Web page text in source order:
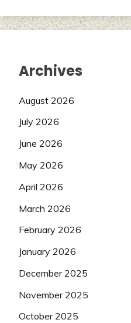
Archives
August 2026
July 2026
June 2026
May 2026
April 2026
March 2026
February 2026
January 2026
December 2025
November 2025
October 2025